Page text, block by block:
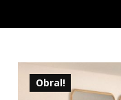
Obral!